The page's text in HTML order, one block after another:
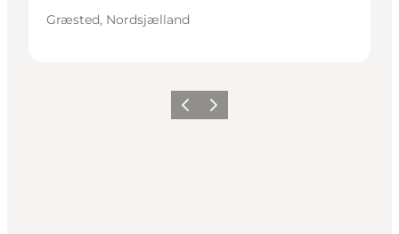
Græsted, Nordsjælland
ForrigeNæste